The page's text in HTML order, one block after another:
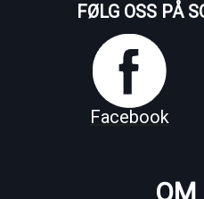
FØLG OSS PÅ
Facebook
OM